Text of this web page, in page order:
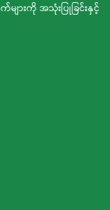
ျားကို အသုံးပြုခြင်းနှင့်